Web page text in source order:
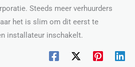
Steeds meer verhuurders
het is slim om dit eerst te
installateur inschakelt.